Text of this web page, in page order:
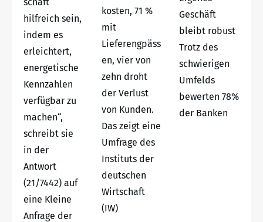
hilfreich sein,
indem es
erleichtert,
energetische
Kennzahlen
verfügbar zu
machen“,
schreibt sie
in der
Antwort
(21/7442) auf
eine Kleine
Anfrage der
kosten, 71 %
mit
Lieferengpäss
en, vier von
zehn droht
der Verlust
von Kunden.
Das zeigt eine
Umfrage des
Instituts der
deutschen
Wirtschaft
(IW)
Geschäft
bleibt robust
Trotz des
schwierigen
Umfelds
bewerten 78%
der Banken